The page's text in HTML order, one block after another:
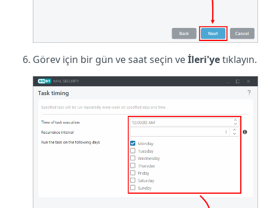
Görev için bir gün ve saat seçin veİleri'yetıklayın.